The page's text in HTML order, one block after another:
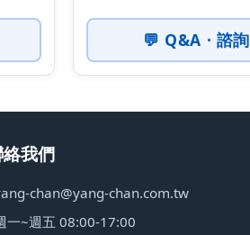
💬 Q&A · 諮詢
我們
chan@yang-chan.com.tw
一~週五 08:00-17:00